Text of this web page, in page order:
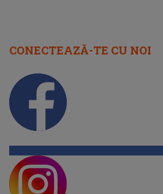
CONECTEAZĂ-TE CU NOI